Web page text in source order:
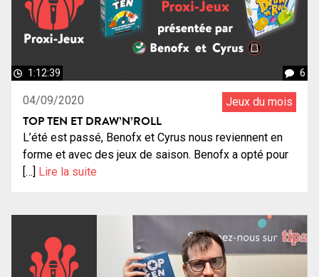
1:12:39 6
04/09/2020 Jeux du mois
TOP TEN ET DRAW’N’ROLL
L’été est passé, Benofx et Cyrus nous reviennent en
forme et avec des jeux de saison. Benofx a opté pour
[…] Lire la suite